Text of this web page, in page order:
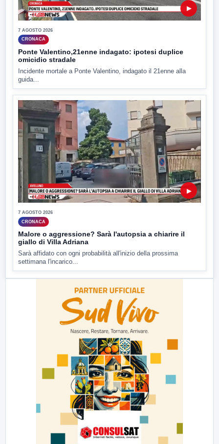
▶
7 AGOSTO 2026
CRONACA
Ponte Valentino,21enne indagato: ipotesi duplice
omicidio stradale
Incidente mortale a Ponte Valentino, indagato il 21enne alla
guida...
▶
7 AGOSTO 2026
CRONACA
Malore o aggressione? Sarà l'autopsia a chiarire il
giallo di Villa Adriana
Sarà affidato con ogni probabilità all'inizio della prossima
settimana l'incarico...